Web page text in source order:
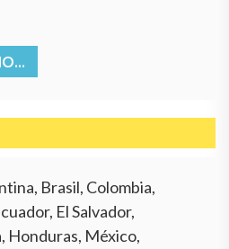
Brasil, Colombia,
El Salvador,
Honduras, México,